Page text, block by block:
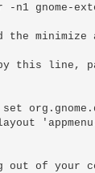
gnome-
minimize
line,
of your